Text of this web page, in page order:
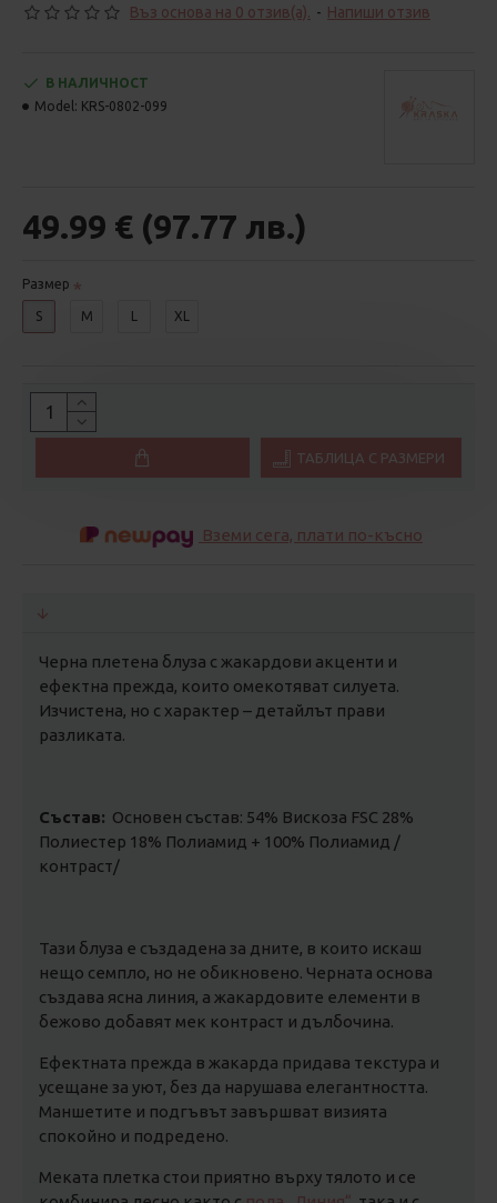
Въз основа на 0 отзив(а). - Напиши отзив
49.99 € (97.77 лв.)
В НАЛИЧНОСТ
Model: KRS-0802-099
Размер
S M L XL
ТАБЛИЦА С РАЗМЕРИ
Вземи сега, плати по-късно
Черна плетена блуза с жакардови акценти и
ефектна прежда, които омекотяват силуета.
Изчистена, но с характер – детайлът прави
разликата.
Състав: Основен състав: 54% Вискоза FSC 28%
Полиестер 18% Полиамид + 100% Полиамид /
контраст/
Тази блуза е създадена за дните, в които искаш
нещо семпло, но не обикновено. Черната основа
създава ясна линия, а жакардовите елементи в
бежово добавят мек контраст и дълбочина.
Ефектната прежда в жакарда придава текстура и
усещане за уют, без да нарушава елегантността.
Маншетите и подгъвът завършват визията
спокойно и подредено.
Меката плетка стои приятно върху тялото и се